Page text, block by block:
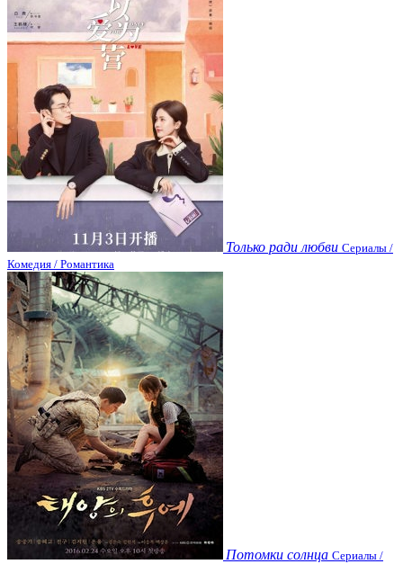
Только ради любви Сериалы /
Комедия / Романтика
Потомки солнца Сериалы /